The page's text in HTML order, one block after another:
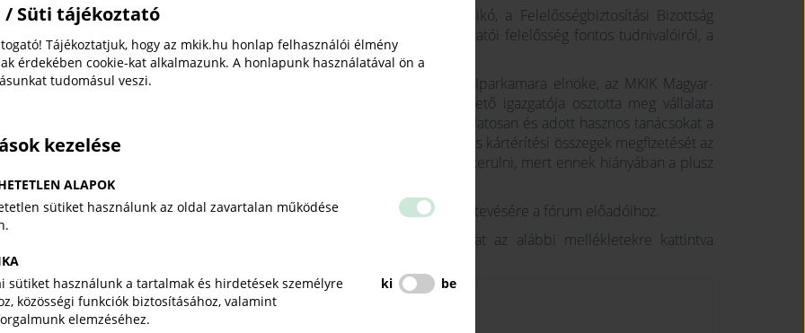
Ezt követően a Magyar Biztosítók Szövetségétől Dr. Farkas Ildikó, a Felelősségbiztosítási Bizottság
elnöke tartott tájékoztatót a hazai vállalkozásokat érintő munkáltatói felelősség fontos tudnivalóiról, a
különböző káresetekről és a felelősségbiztosításokról.
Végezetül Dr. Tordai Péter a Nógrád Megyei Kereskedelmi és Iparkamara elnöke, az MKIK Magyar-
Német Tagozatának elnökségi tagja, a Perspectivus Kft. ügyvezető igazgatója osztotta meg vállalata
németországi tapasztalatait a munkavállalói felelősséggel kapcsolatosan és adott hasznos tanácsokat a
kis- és középvállalkozásoknak. Felhívta a figyelmüket, hogy a magas kártérítési összegek megfizetését az
objektív felelősségre vonatkozó biztosítás megkötésével lehet elkerülni, mert ennek hiányában a plusz
költségek hatására tönkre is mehet egy vállalkozás.
Az előadások után a résztvevőknek lehetőségük nyílt kérdések feltevésére a fórum előadóihoz.
Az előadók által eddig rendelkezésre bocsátott prezentációkat az alábbi mellékletekre kattintva
Munkáltatói felelősség
2022-04-28
/ Süti tájékoztató
Tájékoztatjuk, hogy az mkik.hu honlap felhasználói élmény
érdekében cookie-kat alkalmazunk. A honlapunk használatával ön a
tudomásul veszi.
kezelése
ALAPOK
sütiket használunk az oldal zavartalan működése
sütiket használunk a tartalmak és hirdetések személyre
közösségi funkciók biztosításához, valamint
elemzéséhez.
ki be